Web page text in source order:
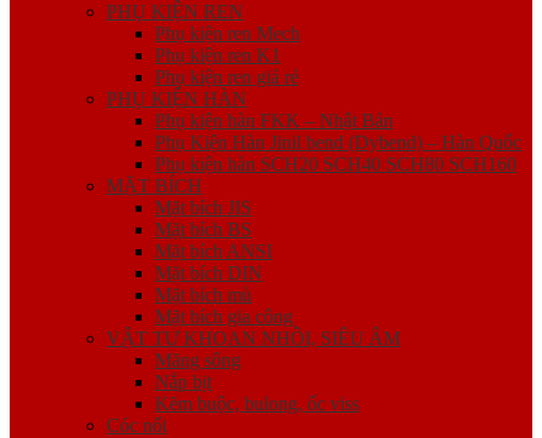
PHỤ KIỆN REN
Phụ kiện ren Mech
Phụ kiện ren K1
Phụ kiện ren giá rẻ
PHỤ KIỆN HÀN
Phụ kiện hàn FKK – Nhật Bản
Phụ Kiện Hàn Jinil bend (Dybend) – Hàn Quốc
Phụ kiện hàn SCH20 SCH40 SCH80 SCH160
MẶT BÍCH
Mặt bích JIS
Mặt bích BS
Mặt bích ANSI
Mặt bích DIN
Mặt bích mù
Mặt bích gia công
VẬT TƯ KHOAN NHỒI, SIÊU ÂM
Măng sông
Nắp bịt
Kẽm buộc, bulong, ốc viss
Cóc nối